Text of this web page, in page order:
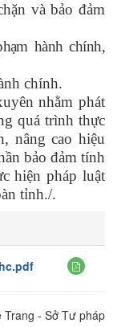
và bảo đảm
hành chính,
chính.
nhằm phát
quá trình thực
nâng cao hiệu
bảo đảm tính
hiện pháp luật
tỉnh./.
Trang - Sở Tư pháp